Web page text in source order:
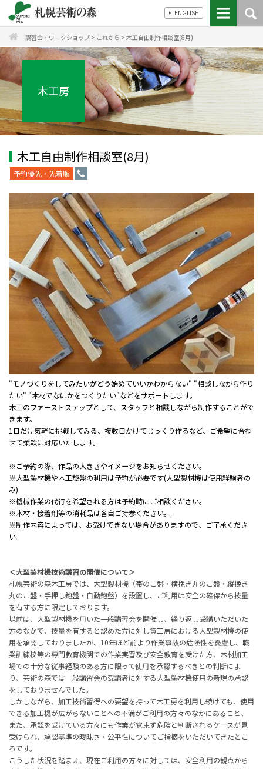
ENGLISH
講習会・ワークショップ > これから > 木工自由制作相談室(8月)
木工房
木工自由制作相談室(8月)
予約優先・先着順
"モノづくりをしてみたいがどう始めていいかわからない" "相談しながら作り
たい" "木材でなにかをつくりたい"などをサポートします。
木工のファーストステップとして、スタッフと相談しながら制作することがで
きます。
1日だけ気軽に挑戦してみる、複数日かけてじっくり作るなど、ご希望に合わ
せて柔軟に対応いたします。
※ご予約の際、作品の大きさやイメージをお知らせください。
※大型製材機や木工旋盤の利用は予約が必要です(大型製材機は使用経験者の
み)
※機械作業の代行を希望される方は予約時にご相談ください。
※木材・接着剤等の消耗品は各自ご持参ください。
※制作内容によっては、お受けできない場合がありますので、ご了承くださ
い。
＜大型製材機技術講習の開催について＞
札幌芸術の森木工房では、大型製材機（帯のこ盤・横挽き丸のこ盤・縦挽き
丸のこ盤・手押し鉋盤・自動鉋盤）を設置し、ご利用は安全の確保から技量
を有する方に限定しております。
以前は、大型製材機を用いた一般講習会を開催し、繰り返し受講いただいた
方のなかで、技量を有すると認めた方に対し貸工房における大型製材機の使
用を承認しておりましたが、 10年ほど前より作業事故の危険性を憂慮し、職
業訓練校等の専門教育機関での作業実習及び安全教育を受けた方、木材加工
場での十分な従事経験のある方に限って使用を承認するべきとの判断によ
り、芸術の森では一般講習会の受講者に対する大型製材機使用の新規の承認
をしておりませんでした。
しかしながら、加工技術習得への要望を持って木工房を利用し続けても、使用
できる加工機が広がらないことへの不満がご利用の方々のなかにあること、
また、承認を受けている方々にも作業が覚束ず危険と判断されるケースが見
受けられ、承認基準の曖昧さ・公平性についてご指摘をいただいてきたとこ
ろです。
こうした状況を踏まえ、現在ご利用の方々に対しては、安全利用の観点から